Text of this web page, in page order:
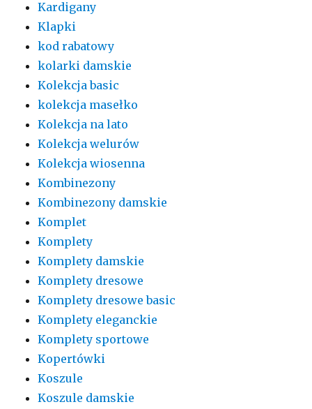
Kardigany
Klapki
kod rabatowy
kolarki damskie
Kolekcja basic
kolekcja masełko
Kolekcja na lato
Kolekcja welurów
Kolekcja wiosenna
Kombinezony
Kombinezony damskie
Komplet
Komplety
Komplety damskie
Komplety dresowe
Komplety dresowe basic
Komplety eleganckie
Komplety sportowe
Kopertówki
Koszule
Koszule damskie